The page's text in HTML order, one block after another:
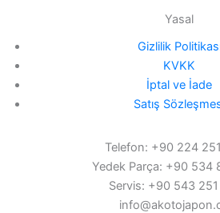
Yasal
Gizlilik
KVKK
İptal ve İade
Satış
Telefon: +90 224
Yedek Parça: +90 534
Servis: +90 543